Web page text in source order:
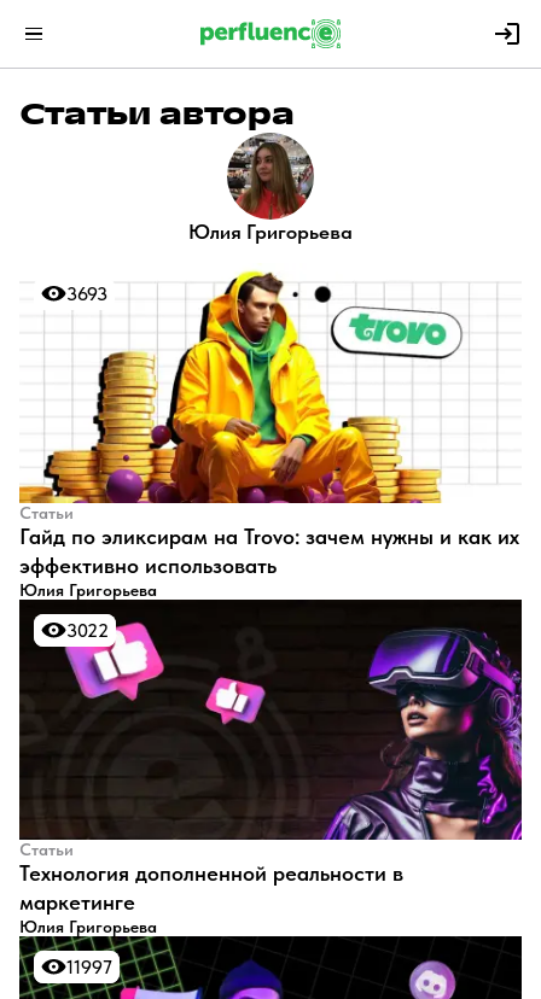
Статьи автора
Юлия Григорьева
3693
3693
Статьи
Гайд по эликсирам на Trovo: зачем нужны и как их
эффективно использовать
Юлия Григорьева
3022
3022
Статьи
Технология дополненной реальности в
маркетинге
Юлия Григорьева
11997
11997